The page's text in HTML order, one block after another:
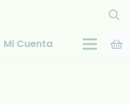
Mi Cuenta